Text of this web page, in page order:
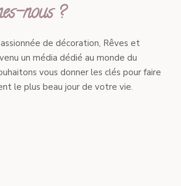
nous ?
de décoration, Rêves et
un média dédié au monde du
vous donner les clés pour faire
le plus beau jour de votre vie.